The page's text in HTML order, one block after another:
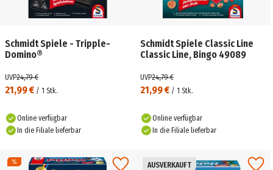
Schmidt Spiele - Tripple-
Domino®
21,99 € / 1 Stk.
UVP24,79 €
Online verfügbar
In die Filiale lieferbar
Schmidt Spiele Classic Line
Classic Line, Bingo 49089
21,99 € / 1 Stk.
UVP24,79 €
Online verfügbar
In die Filiale lieferbar
AUSVERKAUFT